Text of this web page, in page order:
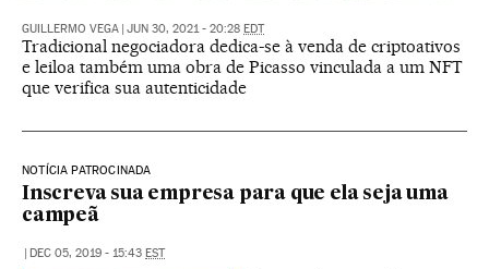
GUILLERMO VEGA JUN 30, 2021 - 20:28 EDT
Tradicional negociadora dedica-se à venda de criptoativos
e leiloa também uma obra de Picasso vinculada a um NFT
que verifica sua autenticidade
NOTÍCIA PATROCINADA
Inscreva sua empresa para que ela seja uma
campeã
DEC 05, 2019 - 15:43 EST